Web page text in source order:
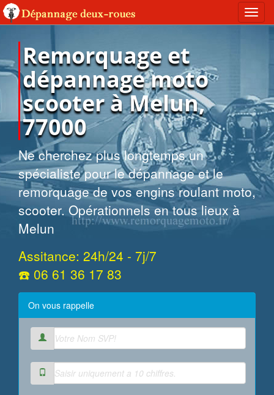
Remorquage et
dépannage moto
scooter à Melun,
77000
Ne cherchez plus longtemps un
spécialiste pour le dépannage et le
remorquage de vos engins roulant moto,
scooter. Opérationnels en tous lieux à
Melun
Assitance: 24h/24 - 7j/7
☎️ 06 61 36 17 83
On vous rappelle